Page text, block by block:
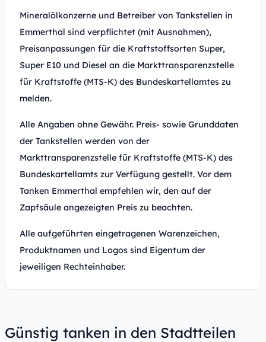
Mineralölkonzerne und Betreiber von Tankstellen in
Emmerthal sind verpflichtet (mit Ausnahmen),
Preisanpassungen für die Kraftstoffsorten Super,
Super E10 und Diesel an die Markttransparenzstelle
für Kraftstoffe (MTS-K) des Bundeskartellamtes zu
melden.
Alle Angaben ohne Gewähr. Preis- sowie Grunddaten
der Tankstellen werden von der
Markttransparenzstelle für Kraftstoffe (MTS-K) des
Bundeskartellamts zur Verfügung gestellt. Vor dem
Tanken Emmerthal empfehlen wir, den auf der
Zapfsäule angezeigten Preis zu beachten.
Alle aufgeführten eingetragenen Warenzeichen,
Produktnamen und Logos sind Eigentum der
jeweiligen Rechteinhaber.
Günstig tanken in den Stadtteilen